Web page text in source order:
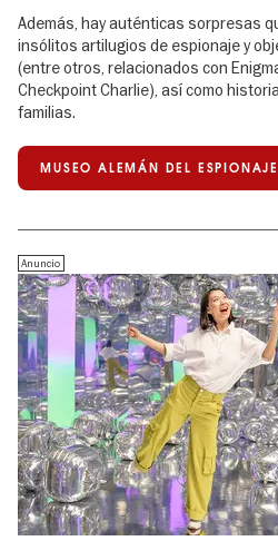
Además, hay auténticas sorpresas
insólitos artilugios de espionaje y
(entre otros, relacionados con
Checkpoint Charlie), así como
familias.
MUSEO ALEMÁN DEL ESPIONAJE
Anuncio